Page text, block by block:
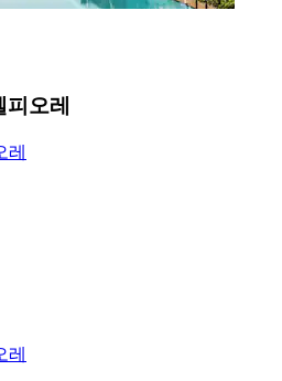
오레
레
레